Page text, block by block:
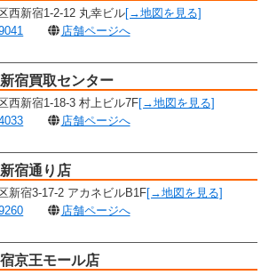
西新宿1-2-12 丸幸ビル[→地図を見る]
店舗ページへ
宿買取センター
西新宿1-18-3 村上ビル7F[→地図を見る]
店舗ページへ
宿通り店
新宿3-17-2 アカネビルB1F[→地図を見る]
店舗ページへ
京王モール店